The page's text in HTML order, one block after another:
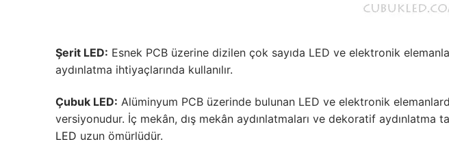
Şerit LED: Esnek PCB üzerine dizilen çok sayıda LED ve elektronik
aydınlatma ihtiyaçlarında kullanılır.
Çubuk LED: Alüminyum PCB üzerinde bulunan LED ve elektronik
versiyonudur. İç mekân, dış mekân aydınlatmaları ve dekoratif aydınlatma
LED uzun ömürlüdür.